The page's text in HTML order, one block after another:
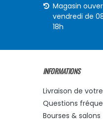
Magasin
vendredi de
18h
INFORMATIONS
Livraison de
Questions
Bourses & salons